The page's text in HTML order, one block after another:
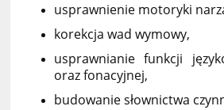
usprawnienie motoryki
korekcja wad wymowy,
usprawnianie funkcji
oraz fonacyjnej,
budowanie słownictwa